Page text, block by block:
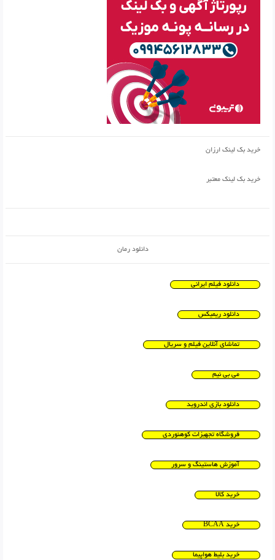
خرید بک لینک ارزان
خرید بک لینک معتبر
دانلود رمان
دانلود فیلم ایرانی
دانلود ریمیکس
تماشای آنلاین فیلم و سریال
می بی نیم
دانلود بازی اندروید
فروشگاه تجهیزات کوهنوردی
آموزش هاستینگ و سرور
خرید کالا
خرید BCAA
خرید بلیط هواپیما